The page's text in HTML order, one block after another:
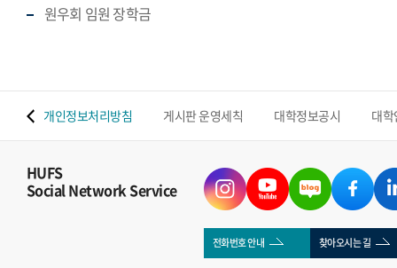
원우회 임원 장학금
개인정보처리방침 게시판 운영세칙 대학정보공시 대
HUFS
Social Network Service
전화번호 안내 찾아오시는 길